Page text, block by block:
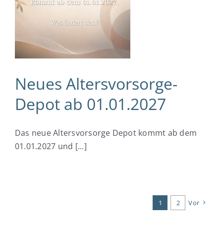
Neues Altersvorsorge-
Depot ab 01.01.2027
Das neue Altersvorsorge Depot kommt ab dem
01.01.2027 und [...]
1 2 Vor